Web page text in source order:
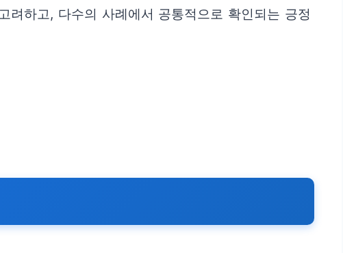
하고, 다수의 사례에서 공통적으로 확인되는 긍정